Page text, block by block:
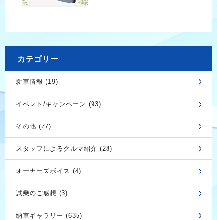
カテゴリー
新車情報 (19)
イベント/キャンペーン (93)
その他 (77)
スタッフによるクルマ紹介 (28)
オーナーズボイス (4)
試乗のご感想 (3)
納車ギャラリー (635)